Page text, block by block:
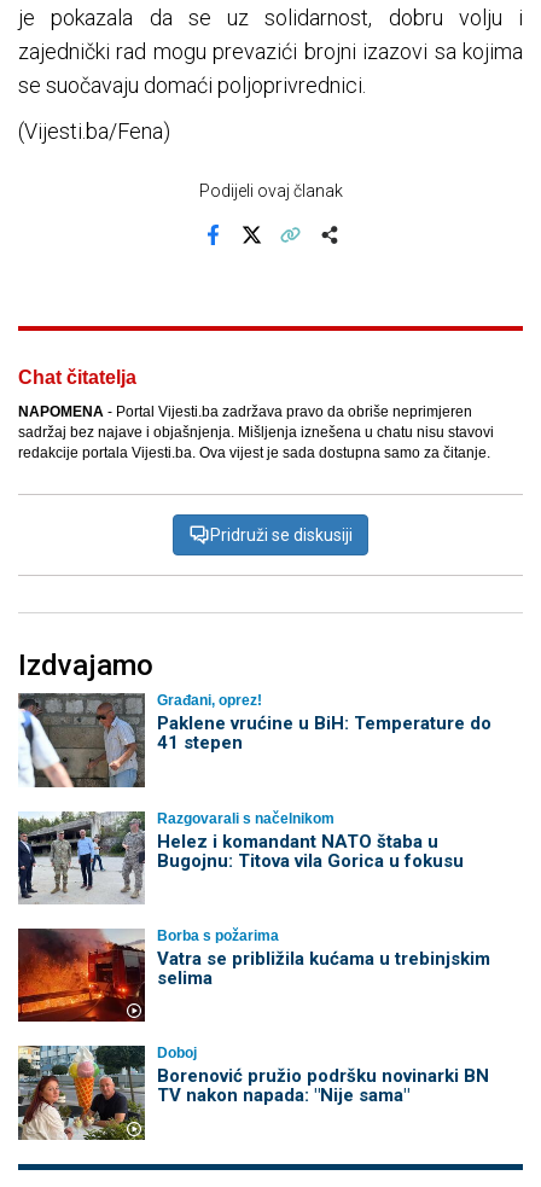
je pokazala da se uz solidarnost, dobru volju i
zajednički rad mogu prevazići brojni izazovi sa kojima
se suočavaju domaći poljoprivrednici.
(Vijesti.ba/Fena)
Podijeli ovaj članak
Chat čitatelja
NAPOMENA - Portal Vijesti.ba zadržava pravo da obriše neprimjeren
sadržaj bez najave i objašnjenja. Mišljenja iznešena u chatu nisu stavovi
redakcije portala Vijesti.ba. Ova vijest je sada dostupna samo za čitanje.
Pridruži se diskusiji
Izdvajamo
Građani, oprez!
Paklene vrućine u BiH: Temperature do
41 stepen
Razgovarali s načelnikom
Helez i komandant NATO štaba u
Bugojnu: Titova vila Gorica u fokusu
Borba s požarima
Vatra se približila kućama u trebinjskim
selima
Doboj
Borenović pružio podršku novinarki BN
TV nakon napada: "Nije sama"